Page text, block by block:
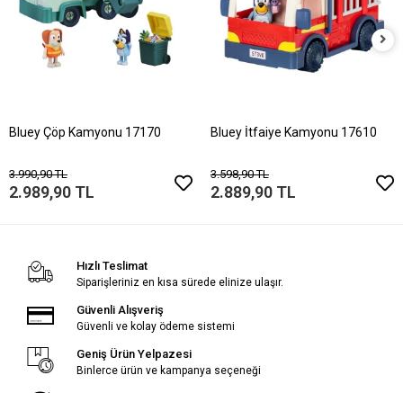
Bluey Çöp Kamyonu 17170
3.990,90 TL
2.989,90 TL
Bluey İtfaiye Kamyonu 17610
3.598,90 TL
2.889,90 TL
Hızlı Teslimat
Siparişleriniz en kısa sürede elinize ulaşır.
Güvenli Alışveriş
Güvenli ve kolay ödeme sistemi
Geniş Ürün Yelpazesi
Binlerce ürün ve kampanya seçeneği